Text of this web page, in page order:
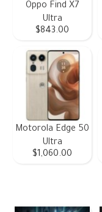
Oppo Find X7
Ultra
$843.00
Motorola Edge 50
Ultra
$1,060.00